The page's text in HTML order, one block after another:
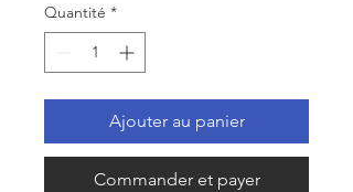
Quantité *
Ajouter au panier
Commander et payer